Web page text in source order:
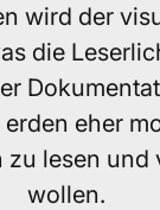
wird der
die
eher
lesen und
wollen.